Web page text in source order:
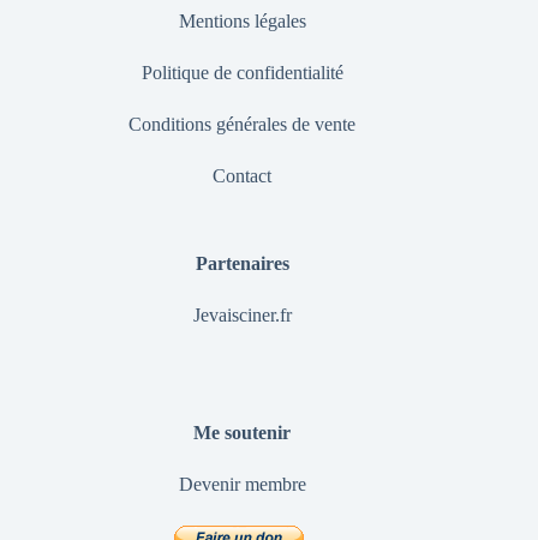
Mentions légales
Politique de confidentialité
Conditions générales de vente
Contact
Partenaires
Jevaisciner.fr
Me soutenir
Devenir membre